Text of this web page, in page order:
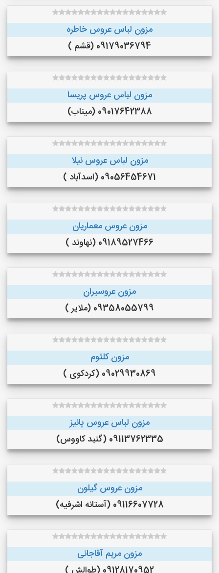
مزون لباس عروس خاطره
09179036794 (قشم )
مزون لباس عروس پریسا
09017642388 (میناب)
مزون لباس عروس نیلا
09056454671 (اسدآباد )
مزون عروس معماریان
09189527466 (نهاوند )
مزون عروسیران
09358055799 (ملایر )
مزون کلثوم
09029930869 (کردکوی )
مزون لباس عروس پانیز
09113762335 (گنبد کاووس)
مزون عروس گیلون
09116607728 (آستانه اشرفیه)
مزون مریم آقاجانی